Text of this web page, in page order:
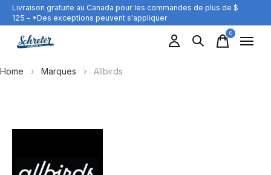
Livraison gratuite au Canada pour les commandes de plus de $
125 - *Des exceptions peuvent s'appliquer
0items
Home › Marques › Allbirds